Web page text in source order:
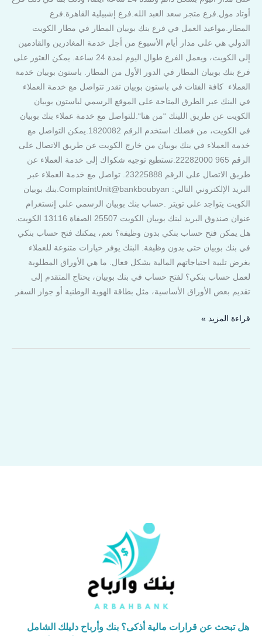
أوتاد مول.فرع متجر سعد العبد الله.فرع إشبيلية القاهرة.فرع
المطار.مواعيد العمل في فرع بنك بوبيان المطار في مطار الكويت
الدولي هي على مدار أيام الأسبوع من أجل خدمة المغادرين والقادمين
إلى الكويت، ويعمل الفرع طوال اليوم لمدة 24 ساعة. يمكن العثور على
فرع بنك بوبيان المطار في الدور الأول من المطار. باستون بوبيان خدمة
العملاء كافة الفئات في باستون بوبيان تقدر تتواصل مع خدمة العملاء
في البنك عبر الطرق المتاحة على الموقع الرسمي لباستون بوبيان
الكويت عن طريق اللينك “من هنا“.للتواصل مع خدمة عملاء بنك بوبيان
في الكويت، من فضلك استخدم الرقم 1820082.يمكن التواصل مع
خدمة العملاء في بنك بوبيان من خارج الكويت عن طريق الاتصال على
الرقم 965 22282000.تستطيع توجيه شكواك إلى خدمة العملاء عن
طريق الاتصال على الرقم 23225888. تواصل مع خدمة العملاء عبر
البريد الإلكتروني التالي: ComplaintUnit@bankboubyan.بنك بوبيان
الكويت يتواجد على تويتر .حساب بنك بوبيان الرسمي على إنستغرام
عنوان صندوق البريد لبنك بوبيان الكويت 25507 الصفاة 13116 الكويت.
هل يمكن فتح حساب بنكي بدون وظيفة؟ نعم، يمكنك فتح حساب بنكي
في بنك بوبيان حتى بدون وظيفة. البنك يوفر خيارات متنوعة للعملاء
بغرض تلبية احتياجاتهم المالية بشكل فعال. ما هي الأوراق المطلوبة
لعمل حساب بنكي؟ لفتح حساب في بنك بوبيان، يحتاج المتقدم إلى
تقديم بعض الأوراق الأساسية، مثل بطاقة الهوية الوطنية أو جواز السفر
قراءة المزيد »
هل تبحث عن قرارات مالية أذكى؟ بنك وأرباح دليلك الشامل